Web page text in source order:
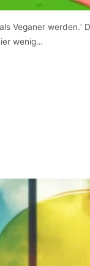
Veganer
wenig…